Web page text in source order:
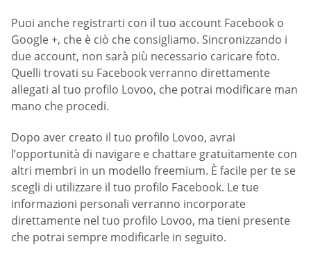
Puoi anche registrarti con il tuo account Facebook o
Google +, che è ciò che consigliamo. Sincronizzando i
due account, non sarà più necessario caricare foto.
Quelli trovati su Facebook verranno direttamente
allegati al tuo profilo Lovoo, che potrai modificare man
mano che procedi.
Dopo aver creato il tuo profilo Lovoo, avrai
l’opportunità di navigare e chattare gratuitamente con
altri membri in un modello freemium. È facile per te se
scegli di utilizzare il tuo profilo Facebook. Le tue
informazioni personali verranno incorporate
direttamente nel tuo profilo Lovoo, ma tieni presente
che potrai sempre modificarle in seguito.